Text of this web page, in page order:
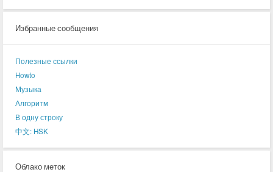
Избранные сообщения
Полезные ссылки
Howto
Музыка
Алгоритм
В одну строку
中文: HSK
Облако меток